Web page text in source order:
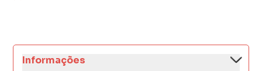
Informações